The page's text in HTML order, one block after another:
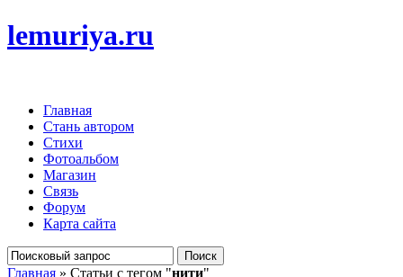
lemuriya.ru
Главная
Стань автором
Стихи
Фотоальбом
Магазин
Связь
Форум
Карта сайта
Главная » Статьи с тегом "нити"